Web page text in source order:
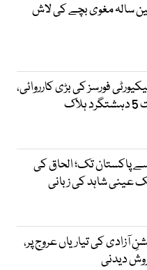
سالہ مغوی بچے کی لاش
فورسز کی بڑی کارروائی،
پاکستان تک؛ الحاق کی
عینی شاہد کی زبانی
آزادی کی تیاریاں عروج پر،
دیدنی